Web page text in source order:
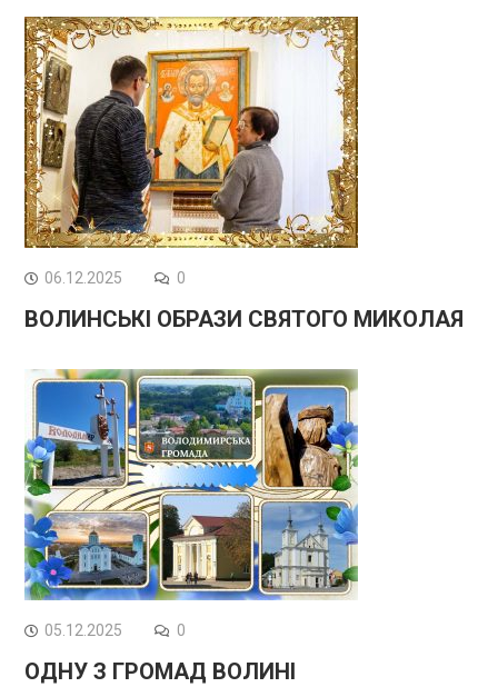
06.12.2025 0
ВОЛИНСЬКІ ОБРАЗИ СВЯТОГО МИКОЛАЯ
05.12.2025 0
ОДНУ З ГРОМАД ВОЛИНІ